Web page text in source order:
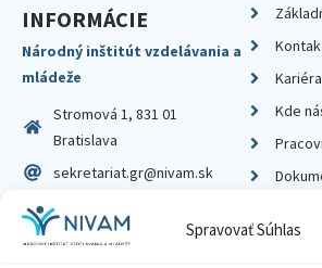
Spravovať Súhlas
INFORMÁCIE
Národný inštitút vzdelávania a
mládeže
Stromová 1, 831 01
Bratislava
sekretariat.gr@nivam.sk
IČO: 00164348
DIČ: 2020798714
Kariéra
Kde